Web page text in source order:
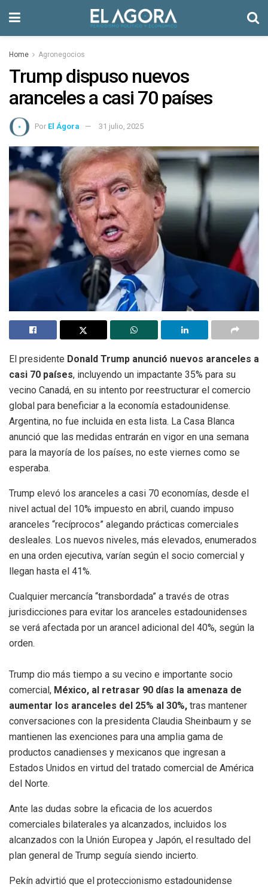
Home Agronegocios
Trump dispuso nuevos
aranceles a casi 70 países
Por El Ágora 31 julio, 2025
El presidente Donald Trump anunció nuevos aranceles a
casi 70 países, incluyendo un impactante 35% para su
vecino Canadá, en su intento por reestructurar el comercio
global para beneficiar a la economía estadounidense.
Argentina, no fue incluida en esta lista. La Casa Blanca
anunció que las medidas entrarán en vigor en una semana
para la mayoría de los países, no este viernes como se
esperaba.
Trump elevó los aranceles a casi 70 economías, desde el
nivel actual del 10% impuesto en abril, cuando impuso
aranceles “recíprocos” alegando prácticas comerciales
desleales. Los nuevos niveles, más elevados, enumerados
en una orden ejecutiva, varían según el socio comercial y
llegan hasta el 41%.
Cualquier mercancía “transbordada” a través de otras
jurisdicciones para evitar los aranceles estadounidenses
se verá afectada por un arancel adicional del 40%, según la
orden.
Trump dio más tiempo a su vecino e importante socio
comercial, México, al retrasar 90 días la amenaza de
aumentar los aranceles del 25% al 30%, tras mantener
conversaciones con la presidenta Claudia Sheinbaum y se
mantienen las exenciones para una amplia gama de
productos canadienses y mexicanos que ingresan a
Estados Unidos en virtud del tratado comercial de América
del Norte.
Ante las dudas sobre la eficacia de los acuerdos
comerciales bilaterales ya alcanzados, incluidos los
alcanzados con la Unión Europea y Japón, el resultado del
plan general de Trump seguía siendo incierto.
Pekín advirtió que el proteccionismo estadounidense